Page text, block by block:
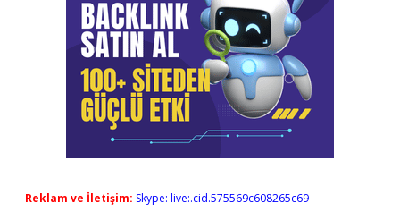
Reklam ve İletişim: Skype: live:.cid.575569c608265c69